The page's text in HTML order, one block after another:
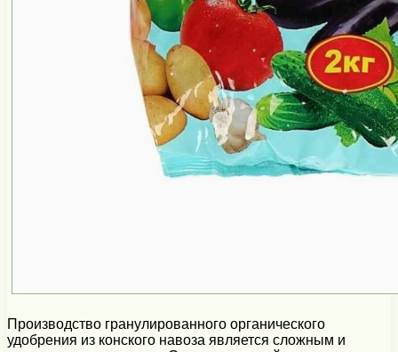
Производство гранулированного органического
удобрения из конского навоза является сложным и